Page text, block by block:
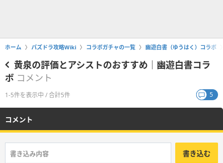
ホーム パズドラ攻略Wiki コラボガチャの一覧 幽遊白書（ゆうはく）コラボ
黄泉の評価とアシストのおすすめ｜幽遊白書コラ
ボ コメント
1-5件を表示中 / 合計5件 5
コメント
書き込む